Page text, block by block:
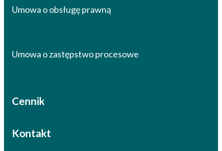
Umowa o obsługę prawną
Umowa o zastępstwo procesowe
Cennik
Kontakt